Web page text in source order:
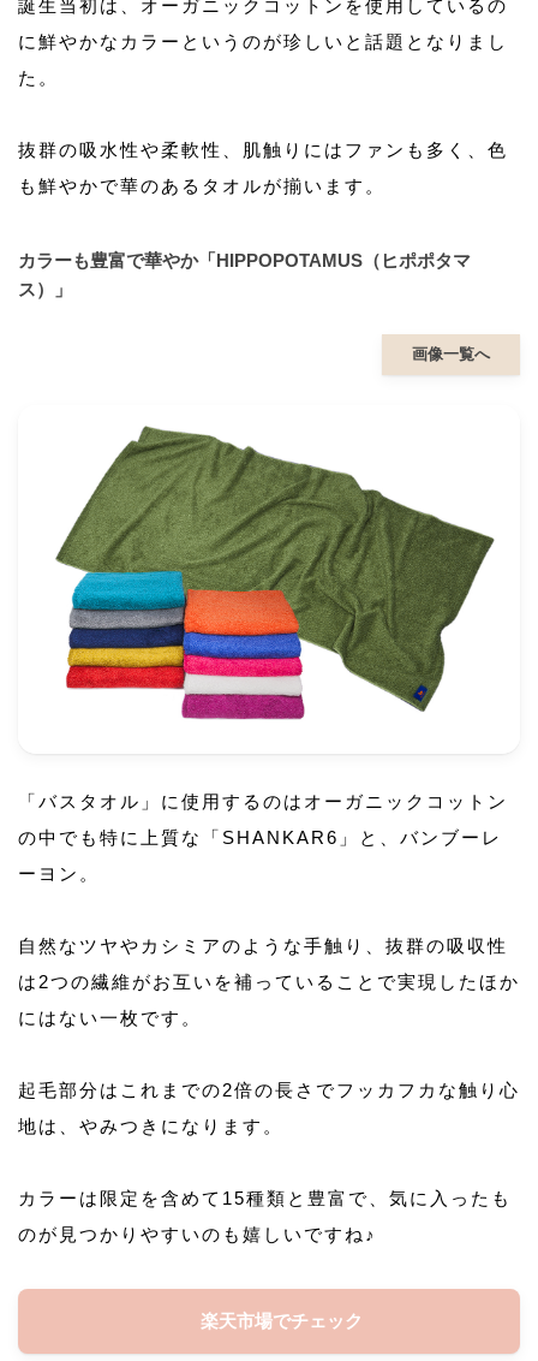
誕生当初は、オーガニックコットンを使用しているの
に鮮やかなカラーというのが珍しいと話題となりまし
た。
抜群の吸水性や柔軟性、肌触りにはファンも多く、色
も鮮やかで華のあるタオルが揃います。
カラーも豊富で華やか「HIPPOPOTAMUS（ヒポポタマ
ス）」
画像一覧へ
「バスタオル」に使用するのはオーガニックコットン
の中でも特に上質な「SHANKAR6」と、バンブーレ
ーヨン。
自然なツヤやカシミアのような手触り、抜群の吸収性
は2つの繊維がお互いを補っていることで実現したほか
にはない一枚です。
起毛部分はこれまでの2倍の長さでフッカフカな触り心
地は、やみつきになります。
カラーは限定を含めて15種類と豊富で、気に入ったも
のが見つかりやすいのも嬉しいですね♪
楽天市場でチェック